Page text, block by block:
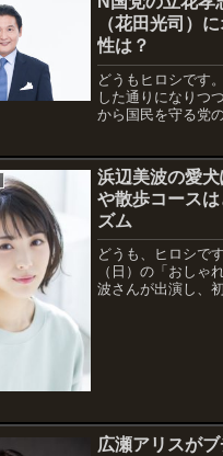
ゃ...
（花田光司）
性は？
どうもヒロシです
した通りになりつ
から国民を守る党
と堀江貴文さんを
ね。おそらく、次
からホ...
浜辺美波の愛
や散歩コース
ズム
どうも、ヒロシで
（日）の「おしゃ
波さんが出演し、
広瀬アリスが